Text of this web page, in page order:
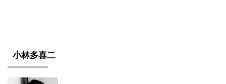
小林多喜二